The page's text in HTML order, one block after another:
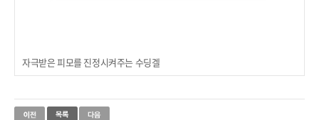
자극받은 피모를 진정시켜주는 수딩겔